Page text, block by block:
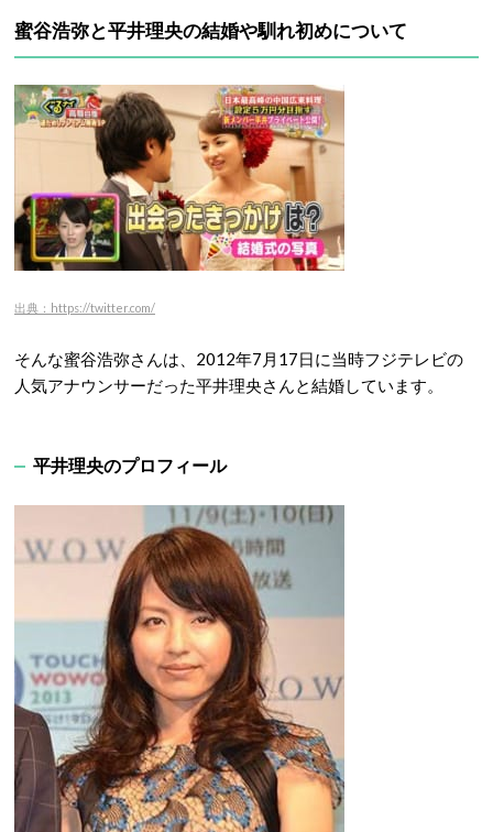
蜜谷浩弥と平井理央の結婚や馴れ初めについて
出典：https://twitter.com/
そんな蜜谷浩弥さんは、2012年7月17日に当時フジテレビの
人気アナウンサーだった平井理央さんと結婚しています。
平井理央のプロフィール